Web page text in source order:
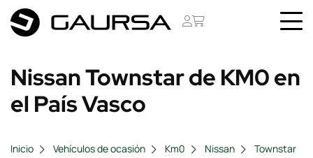
Nissan Townstar de KM0 en
el País Vasco
Inicio Vehículos de ocasión Km0 Nissan
Townstar